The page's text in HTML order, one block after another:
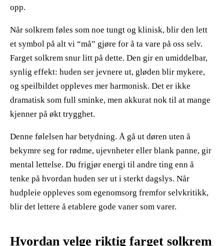
opp.
Når solkrem føles som noe tungt og klinisk, blir den lett
et symbol på alt vi “må” gjøre for å ta vare på oss selv.
Farget solkrem snur litt på dette. Den gir en umiddelbar,
synlig effekt: huden ser jevnere ut, gløden blir mykere,
og speilbildet oppleves mer harmonisk. Det er ikke
dramatisk som full sminke, men akkurat nok til at mange
kjenner på økt trygghet.
Denne følelsen har betydning. Å gå ut døren uten å
bekymre seg for rødme, ujevnheter eller blank panne, gir
mental lettelse. Du frigjør energi til andre ting enn å
tenke på hvordan huden ser ut i sterkt dagslys. Når
hudpleie oppleves som egenomsorg fremfor selvkritikk,
blir det lettere å etablere gode vaner som varer.
Hvordan velge riktig farget solkrem